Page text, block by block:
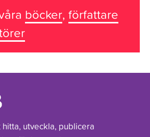
böcker, författare
utveckla, publicera